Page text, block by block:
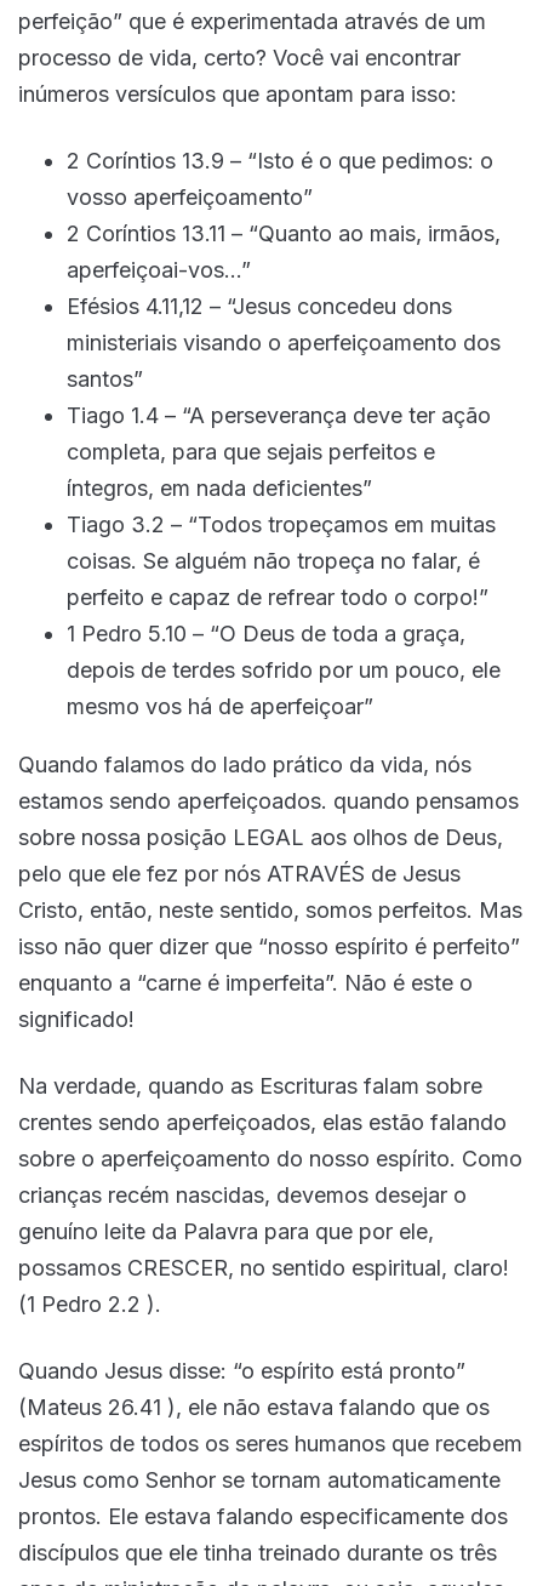
perfeição” que é experimentada através de um
processo de vida, certo? Você vai encontrar
inúmeros versículos que apontam para isso:
2 Coríntios 13.9 – “Isto é o que pedimos: o
vosso aperfeiçoamento”
2 Coríntios 13.11 – “Quanto ao mais, irmãos,
aperfeiçoai-vos…”
Efésios 4.11,12 – “Jesus concedeu dons
ministeriais visando o aperfeiçoamento dos
santos”
Tiago 1.4 – “A perseverança deve ter ação
completa, para que sejais perfeitos e
íntegros, em nada deficientes”
Tiago 3.2 – “Todos tropeçamos em muitas
coisas. Se alguém não tropeça no falar, é
perfeito e capaz de refrear todo o corpo!”
1 Pedro 5.10 – “O Deus de toda a graça,
depois de terdes sofrido por um pouco, ele
mesmo vos há de aperfeiçoar”
Quando falamos do lado prático da vida, nós
estamos sendo aperfeiçoados. quando pensamos
sobre nossa posição LEGAL aos olhos de Deus,
pelo que ele fez por nós ATRAVÉS de Jesus
Cristo, então, neste sentido, somos perfeitos. Mas
isso não quer dizer que “nosso espírito é perfeito”
enquanto a “carne é imperfeita”. Não é este o
significado!
Na verdade, quando as Escrituras falam sobre
crentes sendo aperfeiçoados, elas estão falando
sobre o aperfeiçoamento do nosso espírito. Como
crianças recém nascidas, devemos desejar o
genuíno leite da Palavra para que por ele,
possamos CRESCER, no sentido espiritual, claro!
(1 Pedro 2.2 ).
Quando Jesus disse: “o espírito está pronto”
(Mateus 26.41 ), ele não estava falando que os
espíritos de todos os seres humanos que recebem
Jesus como Senhor se tornam automaticamente
prontos. Ele estava falando especificamente dos
discípulos que ele tinha treinado durante os três